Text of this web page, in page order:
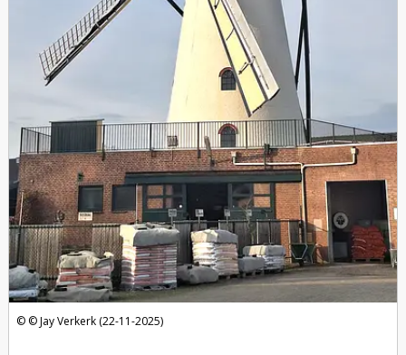
Jay Verkerk (22-11-2025)